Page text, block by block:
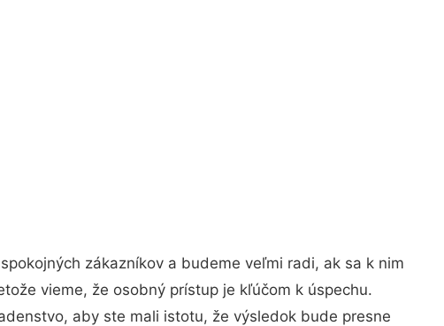
zákazníkov a budeme veľmi radi, ak sa k nim
vieme, že osobný prístup je kľúčom k úspechu.
aby ste mali istotu, že výsledok bude presne